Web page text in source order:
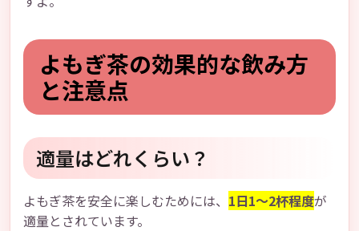
よもぎ茶の効果的な飲み方
と注意点
適量はどれくらい？
よもぎ茶を安全に楽しむためには、 1日1〜2杯程度が
適量とされています。